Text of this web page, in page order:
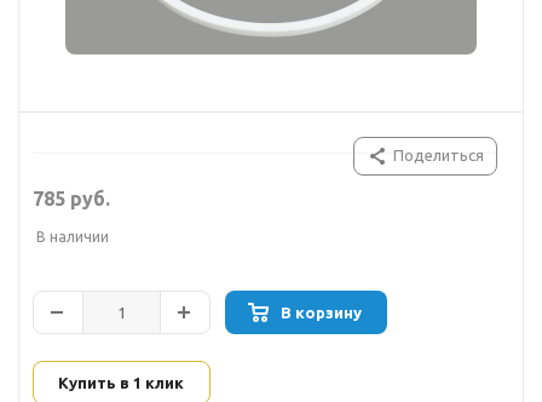
Поделиться
785 руб.
В наличии
В корзину
Купить в 1 клик